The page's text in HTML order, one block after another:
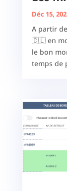
Déc 15,
A partir
🇨🇱 en
le bon
temps de